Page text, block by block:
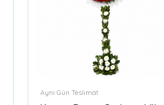
Aynı Gün Teslimat